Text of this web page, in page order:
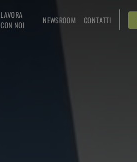
LAVORA
CON NOI
NEWSROOM CONTATTI